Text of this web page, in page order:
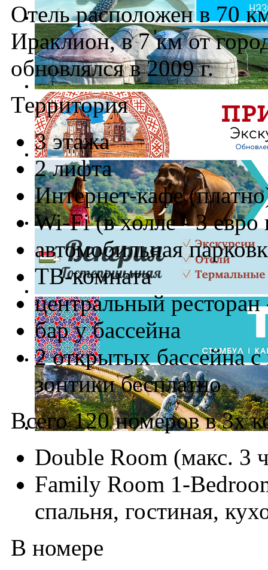
Отель расположен в 70
Ираклион, в 7 км от
обновлялся в 2009 г.
Территория
3 этажа
2 лифта
Интернет-кафе
Wi-Fi (в холле - 3 евро
автомобильная
ТВ-комната
центральный
бар у бассейна
2 открытых бассейна
зонтики бесплатно
Всего 120 номеров в 3х
Double Room (макс. 3
Family Room 1-
спальня, гостиная,
В номере